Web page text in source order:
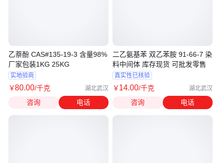
乙萘酚 CAS#135-19-3 含量98%
厂家包装1KG 25KG
实地验商
￥80.00/千克 湖北武汉
咨询 电话
二乙氨基苯 双乙苯胺 91-66-7 染
料中间体 库存现货 可批发零售
真实性已核验
￥14.00/千克 湖北武汉
咨询 电话